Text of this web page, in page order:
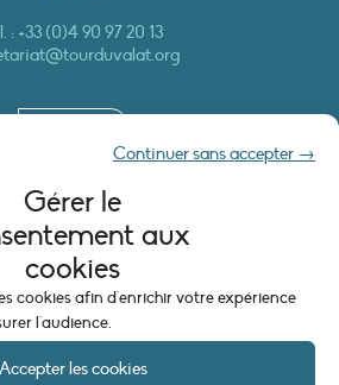
Gérer le
aux
cookies
cookies afin d'enrichir votre expérience
l'audience.
Accepter les cookies
Continuer sans accepter →
:+33 (0)4 90 97 20 13